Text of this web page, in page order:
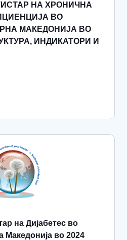
НА ХРОНИЧНА
ВО
МАКЕДОНИЈА ВО
ИНДИКАТОРИ И
на Дијабетес во
Македонија во 2024